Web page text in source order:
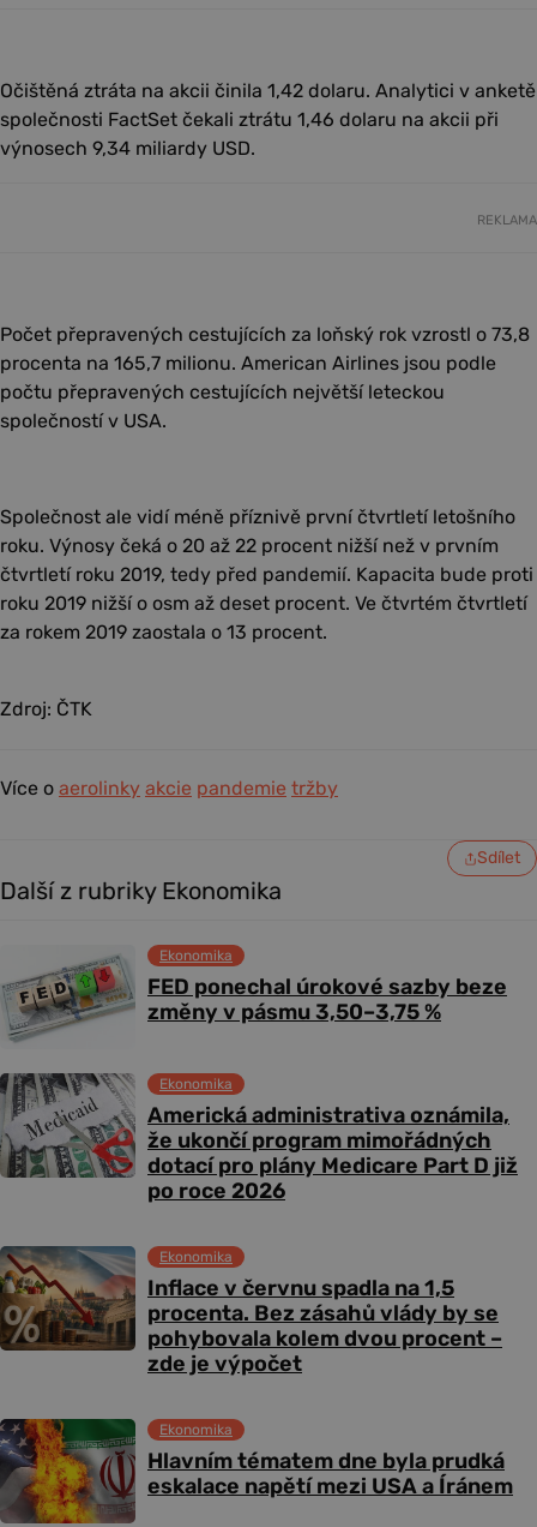
Očištěná ztráta na akcii činila 1,42 dolaru. Analytici v anketě
společnosti FactSet čekali ztrátu 1,46 dolaru na akcii při
výnosech 9,34 miliardy USD.
REKLAMA
Počet přepravených cestujících za loňský rok vzrostl o 73,8
procenta na 165,7 milionu. American Airlines jsou podle
počtu přepravených cestujících největší leteckou
společností v USA.
Společnost ale vidí méně příznivě první čtvrtletí letošního
roku. Výnosy čeká o 20 až 22 procent nižší než v prvním
čtvrtletí roku 2019, tedy před pandemií. Kapacita bude proti
roku 2019 nižší o osm až deset procent. Ve čtvrtém čtvrtletí
za rokem 2019 zaostala o 13 procent.
Zdroj: ČTK
Více o aerolinky akcie pandemie tržby
Sdílet
Další z rubriky Ekonomika
FED ponechal úrokové sazby beze
změny v pásmu 3,50–3,75 %
Ekonomika
Americká administrativa oznámila,
že ukončí program mimořádných
dotací pro plány Medicare Part D již
po roce 2026
Ekonomika
Inflace v červnu spadla na 1,5
procenta. Bez zásahů vlády by se
pohybovala kolem dvou procent –
zde je výpočet
Ekonomika
Hlavním tématem dne byla prudká
eskalace napětí mezi USA a Íránem
Ekonomika